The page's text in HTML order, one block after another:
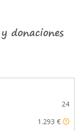
donaciones
24
1.293 €